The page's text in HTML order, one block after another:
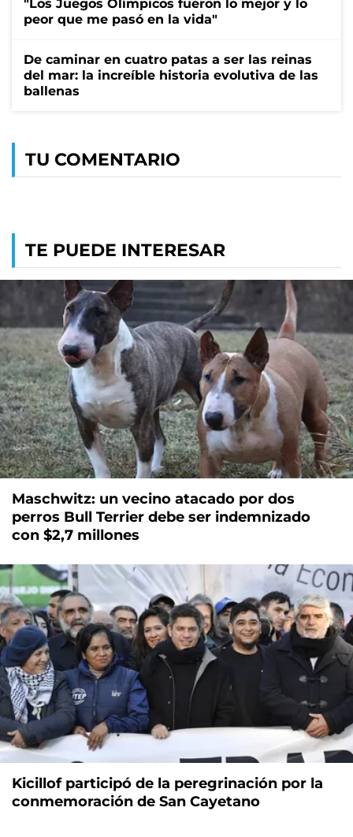
"Los Juegos Olímpicos fueron lo mejor y lo
peor que me pasó en la vida"
De caminar en cuatro patas a ser las reinas
del mar: la increíble historia evolutiva de las
ballenas
TU COMENTARIO
TE PUEDE INTERESAR
Maschwitz: un vecino atacado por dos
perros Bull Terrier debe ser indemnizado
con $2,7 millones
Kicillof participó de la peregrinación por la
conmemoración de San Cayetano